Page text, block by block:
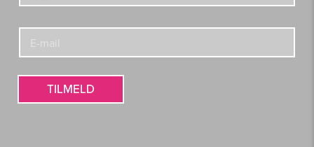
i
E
m
i
v
E
m
a
l
TILMELD